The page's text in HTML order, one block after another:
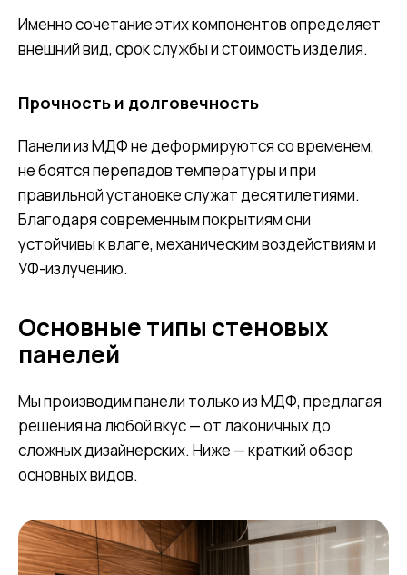
Именно сочетание этих компонентов определяет
внешний вид, срок службы и стоимость изделия.
Прочность и долговечность
Панели из МДФ не деформируются со временем,
не боятся перепадов температуры и при
правильной установке служат десятилетиями.
Благодаря современным покрытиям они
устойчивы к влаге, механическим воздействиям и
УФ-излучению.
Основные типы стеновых
панелей
Мы производим панели только из МДФ, предлагая
решения на любой вкус — от лаконичных до
сложных дизайнерских. Ниже — краткий обзор
основных видов.